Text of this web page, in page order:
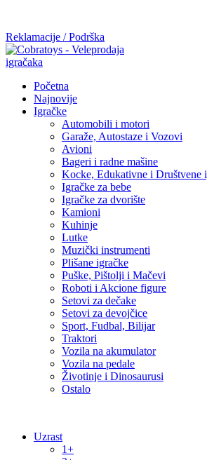
Reklamacije / Podrška
Početna
Najnovije
Igračke
Automobili i motori
Garaže, Autostaze i Vozovi
Avioni
Bageri i radne mašine
Kocke, Edukativne i Društvene
Igračke za bebe
Igračke za dvorište
Kamioni
Kuhinje
Lutke
Muzički instrumenti
Plišane igračke
Puške, Pištolji i Mačevi
Roboti i Akcione figure
Setovi za dečake
Setovi za devojčice
Sport, Fudbal, Bilijar
Traktori
Vozila na akumulator
Vozila na pedale
Životinje i Dinosaurusi
Ostalo
Uzrast
1+